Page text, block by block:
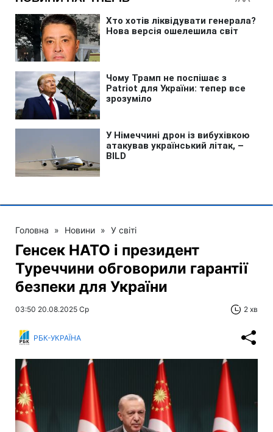
Головна » Новини » У світі
Генсек НАТО і президент
Туреччини обговорили гарантії
безпеки для України
03:50 20.08.2025 Ср 2 хв
РБК-УКРАЇНА